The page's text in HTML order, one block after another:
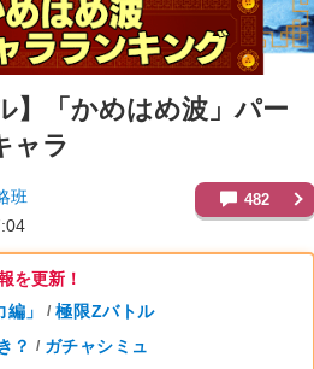
】
「かめはめ波」パー
ャラ
班 482
を更新！
」
/ 極限Zバトル
？ / ガチャシミュ